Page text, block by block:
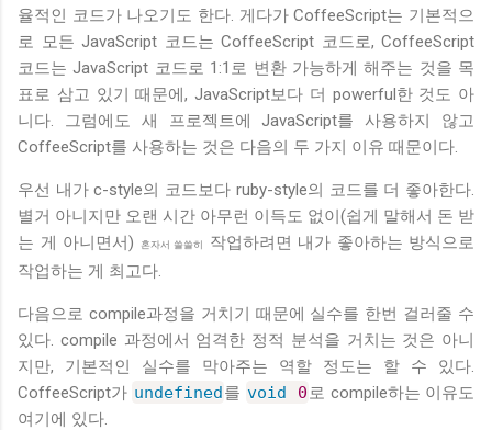
율적인 코드가 나오기도 한다. 게다가 CoffeeScript는 기본적으
로 모든 JavaScript 코드는 CoffeeScript 코드로, CoffeeScript
코드는 JavaScript 코드로 1:1로 변환 가능하게 해주는 것을 목
표로 삼고 있기 때문에, JavaScript보다 더 powerful한 것도 아
니다. 그럼에도 새 프로젝트에 JavaScript를 사용하지 않고
CoffeeScript를 사용하는 것은 다음의 두 가지 이유 때문이다.
우선 내가 c-style의 코드보다 ruby-style의 코드를 더 좋아한다.
별거 아니지만 오랜 시간 아무런 이득도 없이(쉽게 말해서 돈 받
는 게 아니면서)
혼자서 쓸쓸히
작업하려면 내가 좋아하는 방식으로
작업하는 게 최고다.
다음으로 compile과정을 거치기 때문에 실수를 한번 걸러줄 수
있다. compile 과정에서 엄격한 정적 분석을 거치는 것은 아니
지만, 기본적인 실수를 막아주는 역할 정도는 할 수 있다.
CoffeeScript가 undefined를 void 0 로 compile하는 이유도
여기에 있다.